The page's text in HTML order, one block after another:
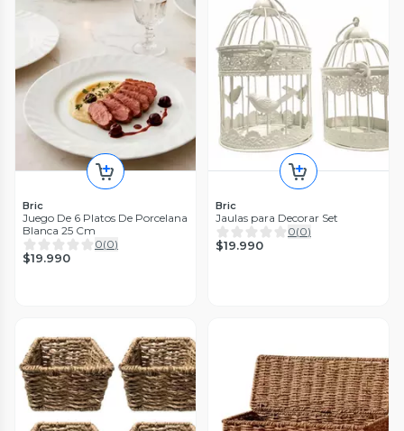
Bric
Juego De 6 Platos De Porcelana
Blanca 25 Cm
0(0)
$19.990
Bric
Jaulas para Decorar Set
0(0)
$19.990